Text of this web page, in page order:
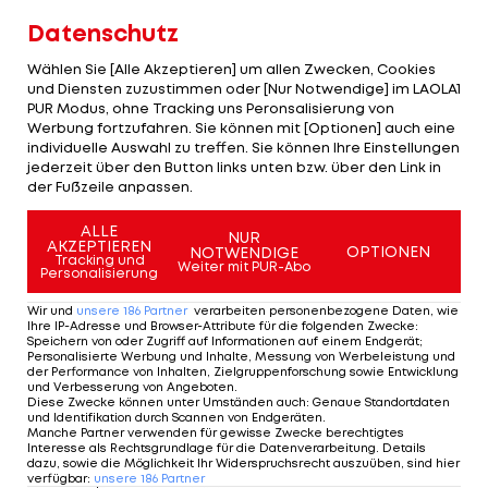
alles auf eine solide Grundlage zu stellen."
Einigung wurde gefunden
Nach den Verhandlungen der vergangenen
Wochen hat man sich nun auf einen Deal geeinigt:
Günther Steiner wird das Tech3-Team kaufen.
Laut übereinstimmenden Berichten von Quellen
aus beiden Lagern wird die Transaktion auf rund
20 Millionen Euro geschätzt.
Einen großen Teil des Kapitals dürfte laut
Motorsport .com Spanien" von der
Investmentfirma Apex zur Verfügung gestellt
werden.
Datenschutz
Wählen Sie [Alle Akzeptieren] um allen Zwecken, Cookies
und Diensten zuzustimmen oder [Nur Notwendige] im LAOLA1
PUR Modus, ohne Tracking uns Peronsalisierung von
Werbung fortzufahren. Sie können mit [Optionen] auch eine
individuelle Auswahl zu treffen. Sie können Ihre Einstellungen
jederzeit über den Button links unten bzw. über den Link in
der Fußzeile anpassen.
ALLE
AKZEPTIEREN
Tracking und
Personalisierung
NUR
NOTWENDIGE
Weiter mit PUR-Abo
OPTIONEN
Wir und unsere 186 Partner verarbeiten personenbezogene Daten, wie
Ihre IP-Adresse und Browser-Attribute für die folgenden Zwecke:
Speichern von oder Zugriff auf Informationen auf einem Endgerät;
Personalisierte Werbung und Inhalte, Messung von Werbeleistung und
der Performance von Inhalten, Zielgruppenforschung sowie Entwicklung
und Verbesserung von Angeboten
Diese Zwecke können unter Umständen auch: Genaue Standortdaten
und Identifikation durch Scannen von Endgeräten
Manche Partner verwenden für gewisse Zwecke berechtigtes
Interesse als Rechtsgrundlage für die Datenverarbeitung. Details
dazu, sowie die Möglichkeit Ihr Widerspruchsrecht auszuüben, sind hier
verfügbar: unsere 186 Partner